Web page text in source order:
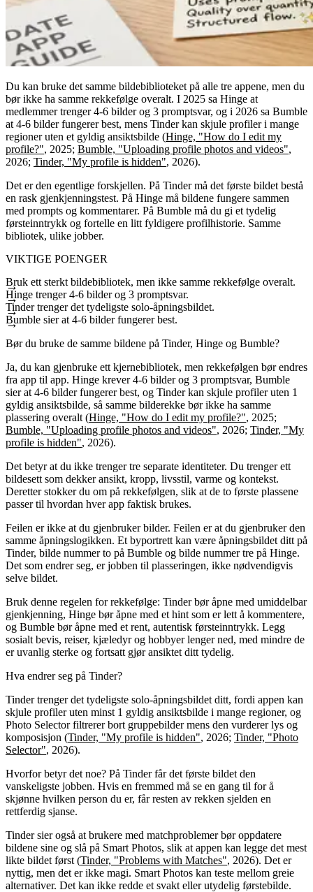
Du kan bruke det samme bildebiblioteket på alle tre appene, men du
bør ikke ha samme rekkefølge overalt. I 2025 sa Hinge at
medlemmer trenger 4-6 bilder og 3 promptsvar, og i 2026 sa Bumble
at 4-6 bilder fungerer best, mens Tinder kan skjule profiler i mange
regioner uten et gyldig ansiktsbilde (Hinge, "How do I edit my
profile?", 2025; Bumble, "Uploading profile photos and videos",
2026; Tinder, "My profile is hidden", 2026).
Det er den egentlige forskjellen. På Tinder må det første bildet bestå
en rask gjenkjenningstest. På Hinge må bildene fungere sammen
med prompts og kommentarer. På Bumble må du gi et tydelig
førsteinntrykk og fortelle en litt fyldigere profilhistorie. Samme
bibliotek, ulike jobber.
VIKTIGE POENGER
Bruk ett sterkt bildebibliotek, men ikke samme rekkefølge overalt.
Hinge trenger 4-6 bilder og 3 promptsvar.
Tinder trenger det tydeligste solo-åpningsbildet.
Bumble sier at 4-6 bilder fungerer best.
Bør du bruke de samme bildene på Tinder, Hinge og Bumble?
Ja, du kan gjenbruke ett kjernebibliotek, men rekkefølgen bør endres
fra app til app. Hinge krever 4-6 bilder og 3 promptsvar, Bumble
sier at 4-6 bilder fungerer best, og Tinder kan skjule profiler uten 1
gyldig ansiktsbilde, så samme bilderekke bør ikke ha samme
plassering overalt (Hinge, "How do I edit my profile?", 2025;
Bumble, "Uploading profile photos and videos", 2026; Tinder, "My
profile is hidden", 2026).
Det betyr at du ikke trenger tre separate identiteter. Du trenger ett
bildesett som dekker ansikt, kropp, livsstil, varme og kontekst.
Deretter stokker du om på rekkefølgen, slik at de to første plassene
passer til hvordan hver app faktisk brukes.
Feilen er ikke at du gjenbruker bilder. Feilen er at du gjenbruker den
samme åpningslogikken. Et byportrett kan være åpningsbildet ditt på
Tinder, bilde nummer to på Bumble og bilde nummer tre på Hinge.
Det som endrer seg, er jobben til plasseringen, ikke nødvendigvis
selve bildet.
Bruk denne regelen for rekkefølge: Tinder bør åpne med umiddelbar
gjenkjenning, Hinge bør åpne med et hint som er lett å kommentere,
og Bumble bør åpne med et rent, autentisk førsteinntrykk. Legg
sosialt bevis, reiser, kjæledyr og hobbyer lenger ned, med mindre de
er uvanlig sterke og fortsatt gjør ansiktet ditt tydelig.
Hva endrer seg på Tinder?
Tinder trenger det tydeligste solo-åpningsbildet ditt, fordi appen kan
skjule profiler uten minst 1 gyldig ansiktsbilde i mange regioner, og
Photo Selector filtrerer bort gruppebilder mens den vurderer lys og
komposisjon (Tinder, "My profile is hidden", 2026; Tinder, "Photo
Selector", 2026).
Hvorfor betyr det noe? På Tinder får det første bildet den
vanskeligste jobben. Hvis en fremmed må se en gang til for å
skjønne hvilken person du er, får resten av rekken sjelden en
rettferdig sjanse.
Tinder sier også at brukere med matchproblemer bør oppdatere
bildene sine og slå på Smart Photos, slik at appen kan legge det mest
likte bildet først (Tinder, "Problems with Matches", 2026). Det er
nyttig, men det er ikke magi. Smart Photos kan teste mellom greie
alternativer. Det kan ikke redde et svakt eller utydelig førstebilde.